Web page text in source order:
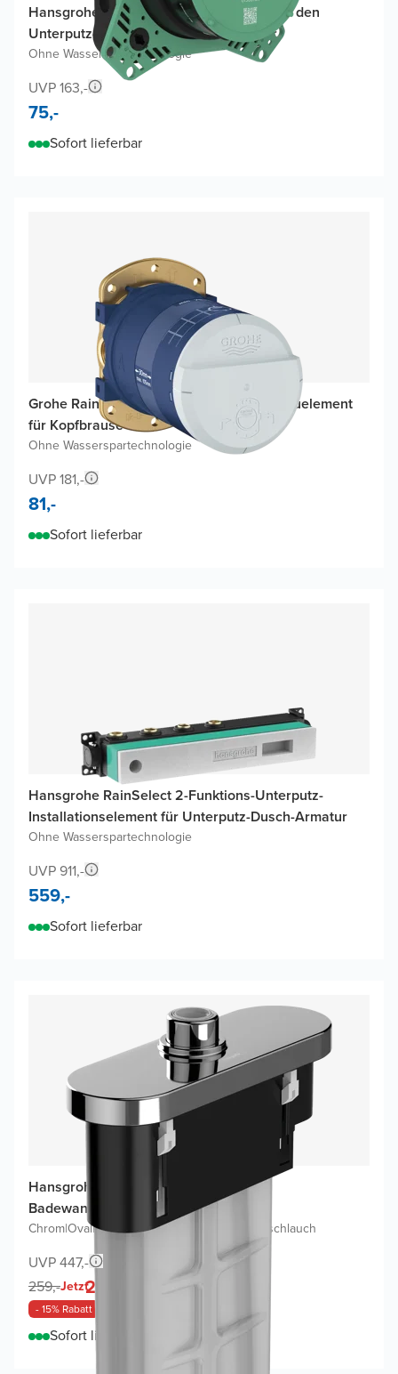
Hansgrohe Ibox Universal 2 Basis-Set für den
Unterputz-Einbau einer Dusch-Armatur
Ohne Wasserspartechnologie
UVP 163,-
75,-
Sofort lieferbar
Grohe Rainshower SmartActive 310 Einbauelement
für Kopfbrause
Ohne Wasserspartechnologie
UVP 181,-
81,-
Sofort lieferbar
Hansgrohe RainSelect 2-Funktions-Unterputz-
Installationselement für Unterputz-Dusch-Armatur
Ohne Wasserspartechnologie
UVP 911,-
559,-
Sofort lieferbar
Hansgrohe sBox Oval Fertigset
Badewannenrandarmatur
Chrom|Oval|Ohne Handdusche und Brauseschlauch
UVP 447,-
259,-Jetzt220,-
- 15% Rabatt
Sofort lieferbar